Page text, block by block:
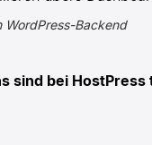
WordPress-Backend
sind bei